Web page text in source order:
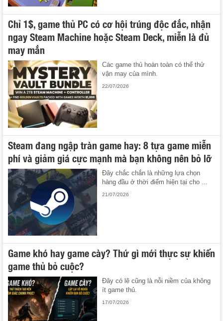
Chỉ 1$, game thủ PC có cơ hội trúng độc đắc, nhận
ngay Steam Machine hoặc Steam Deck, miễn là đủ
may mắn
Các game thủ hoàn toàn có thể thử
vận may của mình.
22/07/2026
Steam đang ngập tràn game hay: 8 tựa game miễn
phí và giảm giá cực mạnh mà bạn không nên bỏ lỡ
Đây chắc chắn là những lựa chọn
hàng đầu ở thời điểm hiện tại cho ...
21/07/2026
Game khó hay game cày? Thứ gì mới thực sự khiến
game thủ bỏ cuộc?
Đây có lẽ cũng là nỗi niềm của không
ít game thủ.
17/07/2026